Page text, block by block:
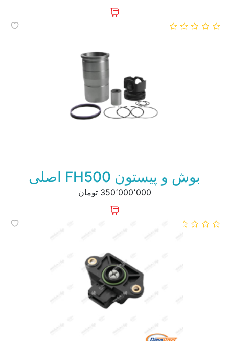
بوش و پیستون FH500 اصلی
350٬000٬000 تومان